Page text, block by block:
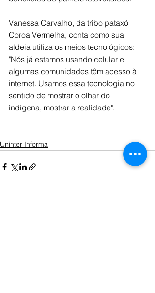
Vanessa Carvalho, da tribo pataxó
Coroa Vermelha, conta como sua
aldeia utiliza os meios tecnológicos:
"Nós já estamos usando celular e
algumas comunidades têm acesso à
internet. Usamos essa tecnologia no
sentido de mostrar o olhar do
indígena, mostrar a realidade".
Uninter Informa